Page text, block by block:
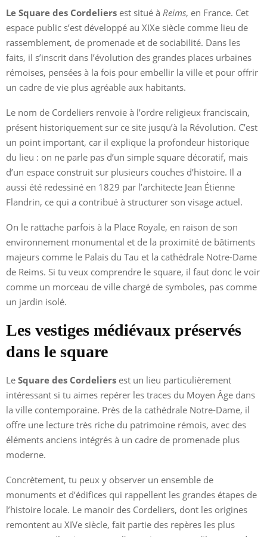
Le Square des Cordeliers est situé à Reims, en France. Cet
espace public s’est développé au XIXe siècle comme lieu de
rassemblement, de promenade et de sociabilité. Dans les
faits, il s’inscrit dans l’évolution des grandes places urbaines
rémoises, pensées à la fois pour embellir la ville et pour offrir
un cadre de vie plus agréable aux habitants.
Le nom de Cordeliers renvoie à l’ordre religieux franciscain,
présent historiquement sur ce site jusqu’à la Révolution. C’est
un point important, car il explique la profondeur historique
du lieu : on ne parle pas d’un simple square décoratif, mais
d’un espace construit sur plusieurs couches d’histoire. Il a
aussi été redessiné en 1829 par l’architecte Jean Étienne
Flandrin, ce qui a contribué à structurer son visage actuel.
On le rattache parfois à la Place Royale, en raison de son
environnement monumental et de la proximité de bâtiments
majeurs comme le Palais du Tau et la cathédrale Notre-Dame
de Reims. Si tu veux comprendre le square, il faut donc le voir
comme un morceau de ville chargé de symboles, pas comme
un jardin isolé.
Les vestiges médiévaux préservés
dans le square
Le Square des Cordeliers est un lieu particulièrement
intéressant si tu aimes repérer les traces du Moyen Âge dans
la ville contemporaine. Près de la cathédrale Notre-Dame, il
offre une lecture très riche du patrimoine rémois, avec des
éléments anciens intégrés à un cadre de promenade plus
moderne.
Concrètement, tu peux y observer un ensemble de
monuments et d’édifices qui rappellent les grandes étapes de
l’histoire locale. Le manoir des Cordeliers, dont les origines
remontent au XIVe siècle, fait partie des repères les plus